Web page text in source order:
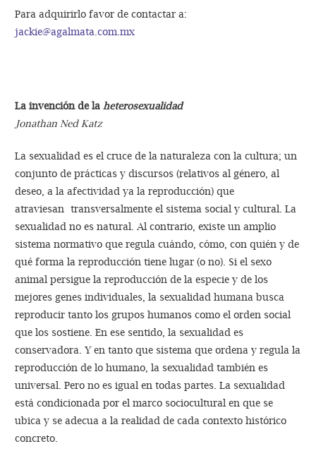
Para adquirirlo favor de contactar a:
jackie@agalmata.com.mx
La invención de la heterosexualidad
Jonathan Ned Katz
La sexualidad es el cruce de la naturaleza con la cultura; un
conjunto de prácticas y discursos (relativos al género, al
deseo, a la afectividad ya la reproducción) que
atraviesan transversalmente el sistema social y cultural. La
sexuali­dad no es natural. Al contrario, existe un amplio
sistema normativo que regula cuándo, cómo, con quién y de
qué forma la reproducción tie­ne lugar (o no). Si el sexo
animal persigue la reproducción de la especie y de los
mejores genes individuales, la sexualidad humana busca
reproducir tanto los grupos humanos como el orden social
que los sostiene. En ese sentido, la sexualidad es
conservadora. Y en tanto que sistema que ordena y regula la
reproducción de lo humano, la sexualidad también es
univer­sal. Pero no es igual en todas partes. La sexualidad
está condi­cionada por el marco sociocultural en que se
ubica y se adecua a la realidad de cada contexto histórico
concreto.